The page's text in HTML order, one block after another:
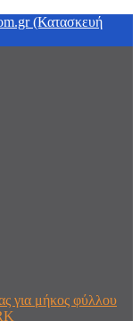
(Κατασκευή
για μήκος φύλλου